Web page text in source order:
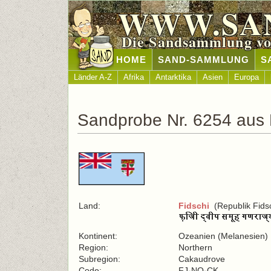
Die Sandsammlung
HOME SAND-SAMMLUNG
Länder A-Z Afrika Antarktika Asien Europa
Sandprobe Nr. 6254 aus
Land: Fidschi (Republik
Kontinent:
Ozeanien (Melanesien)
Region:
Northern
Subregion:
Cakaudrove